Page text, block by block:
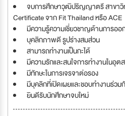
จบการศึกษาวุฒิปริญญาตรี สาขาวิ
Certificate จาก Fit Thailand หรือ ACE
มีความรู้ความเชี่ยวชาญด้านการออ
บุคลิกภาพดี รูปร่างสมส่วน
สามารถทำงานเป็นกะได้
มีความรักและสนใจการทำงานในอุ
มีทักษะในการเจรจาต่อรอง
มีบุคลิกที่เปิดเผยและชอบทำงานร่ว
ยินดีรับนักศึกษาจบใหม่